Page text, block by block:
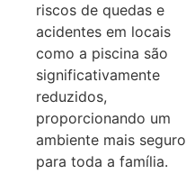
riscos de quedas e
acidentes em locais
como a piscina são
significativamente
reduzidos,
proporcionando um
ambiente mais seguro
para toda a família.